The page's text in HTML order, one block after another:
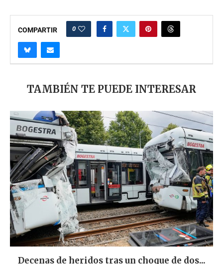
COMPARTIR 0
TAMBIÉN TE PUEDE INTERESAR
Decenas de heridos tras un choque de dos...